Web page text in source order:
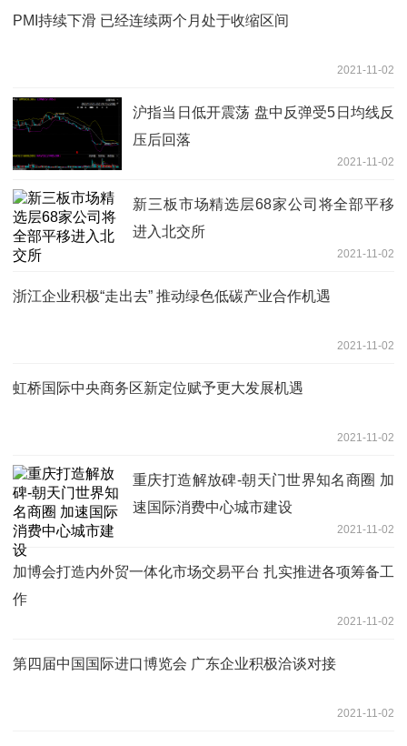
PMI持续下滑 已经连续两个月处于收缩区间
2021-11-02
沪指当日低开震荡 盘中反弹受5日均线反
压后回落
2021-11-02
新三板市场精选层68家公司将全部平移
进入北交所
2021-11-02
浙江企业积极“走出去” 推动绿色低碳产业合作机遇
2021-11-02
虹桥国际中央商务区新定位赋予更大发展机遇
2021-11-02
重庆打造解放碑-朝天门世界知名商圈 加
速国际消费中心城市建设
2021-11-02
加博会打造内外贸一体化市场交易平台 扎实推进各项筹备工
作
2021-11-02
第四届中国国际进口博览会 广东企业积极洽谈对接
2021-11-02